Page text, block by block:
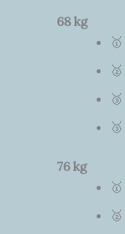
68 kg
🥇
🥈
🥉
🥉
76 kg
🥇
🥈